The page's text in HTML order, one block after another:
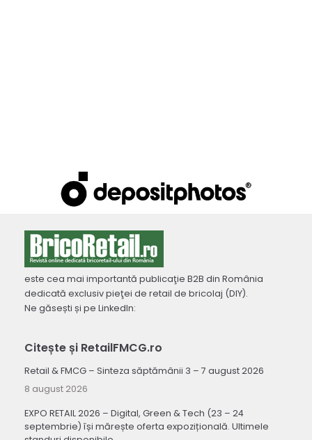
este cea mai importantă publicaţie B2B din România
dedicată exclusiv pieţei de retail de bricolaj (DIY).
Ne găsești și pe LinkedIn:
Citește și RetailFMCG.ro
Retail & FMCG – Sinteza săptămânii 3 – 7 august 2026
8 august 2026
EXPO RETAIL 2026 – Digital, Green & Tech (23 – 24
septembrie) își mărește oferta expozițională. Ultimele